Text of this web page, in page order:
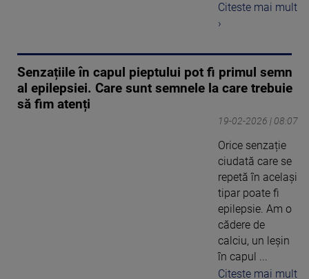
Citeste mai mult
›
Senzațiile în capul pieptului pot fi primul semn
al epilepsiei. Care sunt semnele la care trebuie
să fim atenți
19-02-2026 | 08:07
Orice senzație
ciudată care se
repetă în același
tipar poate fi
epilepsie. Am o
cădere de
calciu, un leșin
în capul ...
Citeste mai mult